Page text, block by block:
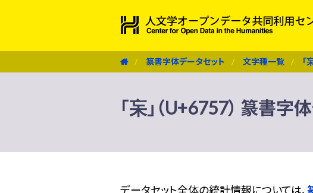
篆書字体データセット 文字種一覧 「
「杗」（U+6757） 篆書字
データセット全体の統計情報については、